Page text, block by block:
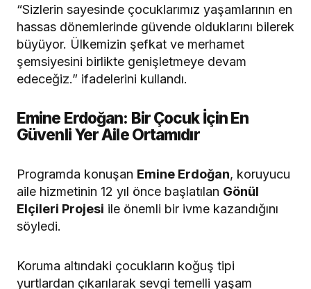
“Sizlerin sayesinde çocuklarımız yaşamlarının en
hassas dönemlerinde güvende olduklarını bilerek
büyüyor. Ülkemizin şefkat ve merhamet
şemsiyesini birlikte genişletmeye devam
edeceğiz.” ifadelerini kullandı.
Emine Erdoğan: Bir Çocuk İçin En
Güvenli Yer Aile Ortamıdır
Programda konuşan Emine Erdoğan, koruyucu
aile hizmetinin 12 yıl önce başlatılan Gönül
Elçileri Projesi ile önemli bir ivme kazandığını
söyledi.
Koruma altındaki çocukların koğuş tipi
yurtlardan çıkarılarak sevgi temelli yaşam